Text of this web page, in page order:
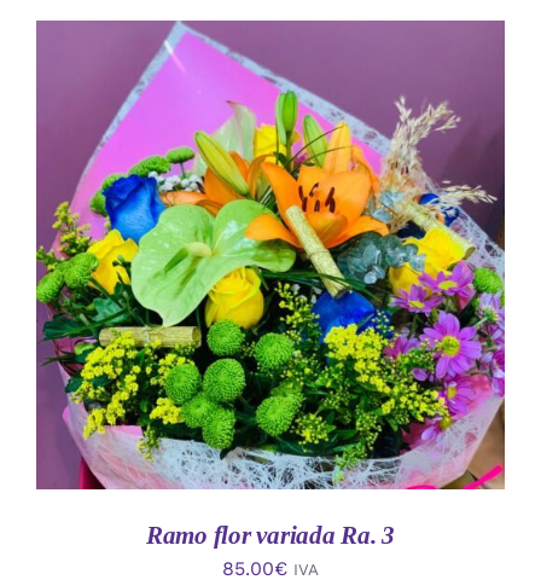
AÑADIR AL CARRITO
/
DETALLES
Ramo flor variada Ra. 3
85.00€ IVA